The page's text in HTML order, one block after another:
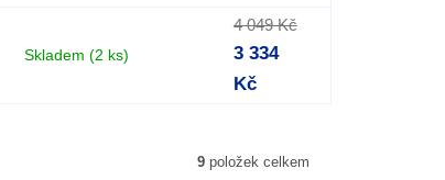
Skladem (2 ks)
4 049 Kč
3 334
Kč
9 položek celkem